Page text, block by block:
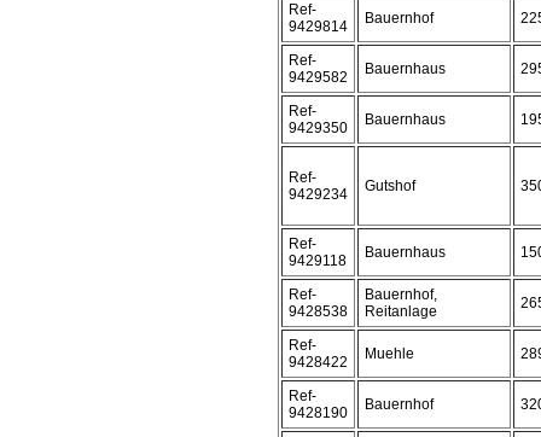
Ref-
9429814
Bauernhof
Ref-
9429582
Bauernhaus
Ref-
9429350
Bauernhaus
Ref-
9429234
Gutshof
Ref-
9429118
Bauernhaus
Ref-
9428538
Bauernhof,
Reitanlage
Ref-
9428422
Muehle
Ref-
9428190
Bauernhof